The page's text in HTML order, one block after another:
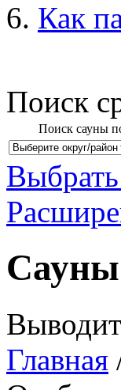
Как
Поиск
Поиск сауны
Главная